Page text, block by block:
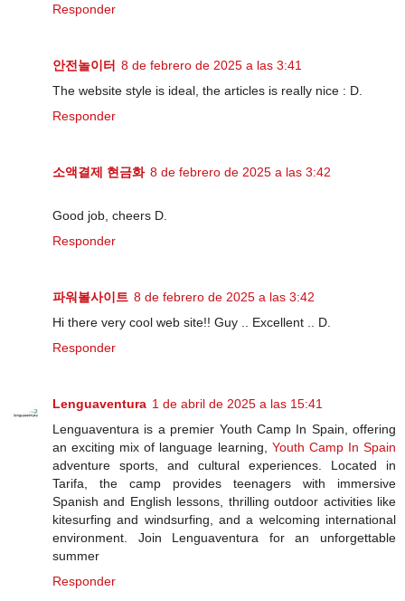
Responder
안전놀이터 8 de febrero de 2025 a las 3:41
The website style is ideal, the articles is really nice : D.
Responder
소액결제 현금화 8 de febrero de 2025 a las 3:42
Good job, cheers D.
Responder
파워볼사이트 8 de febrero de 2025 a las 3:42
Hi there very cool web site!! Guy .. Excellent .. D.
Responder
Lenguaventura 1 de abril de 2025 a las 15:41
Lenguaventura is a premier Youth Camp In Spain, offering
an exciting mix of language learning, Youth Camp In Spain
adventure sports, and cultural experiences. Located in
Tarifa, the camp provides teenagers with immersive
Spanish and English lessons, thrilling outdoor activities like
kitesurfing and windsurfing, and a welcoming international
environment. Join Lenguaventura for an unforgettable
summer
Responder